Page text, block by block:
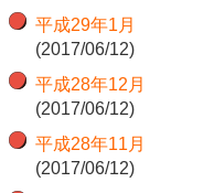
平成29年1月
(2017/06/12)
平成28年12月
(2017/06/12)
平成28年11月
(2017/06/12)